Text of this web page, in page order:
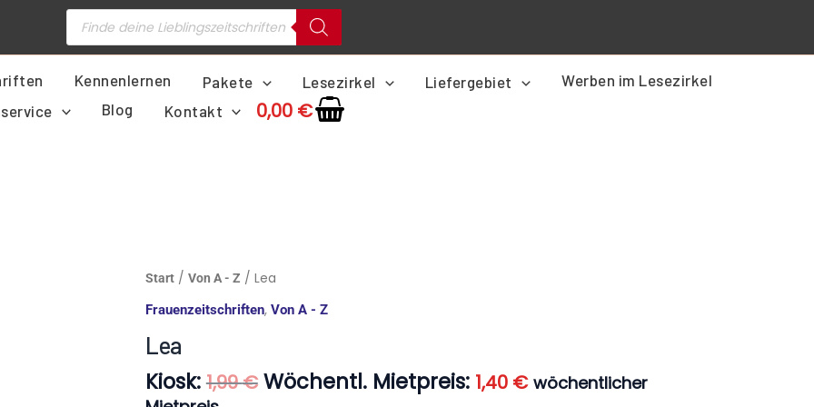
Products
search
Kennenlernen Pakete Lesezirkel Liefergebiet
Werben im Lesezirkel
Blog Kontakt 0,00 €
Start/ Von A - Z / Lea
Frauenzeitschriften, Von A - Z
Lea
Kiosk: 1,99€
Ursprünglicher
Preis
war:
Wöchentl. Mietpreis: 1,40 € wöchentlicher
Lea